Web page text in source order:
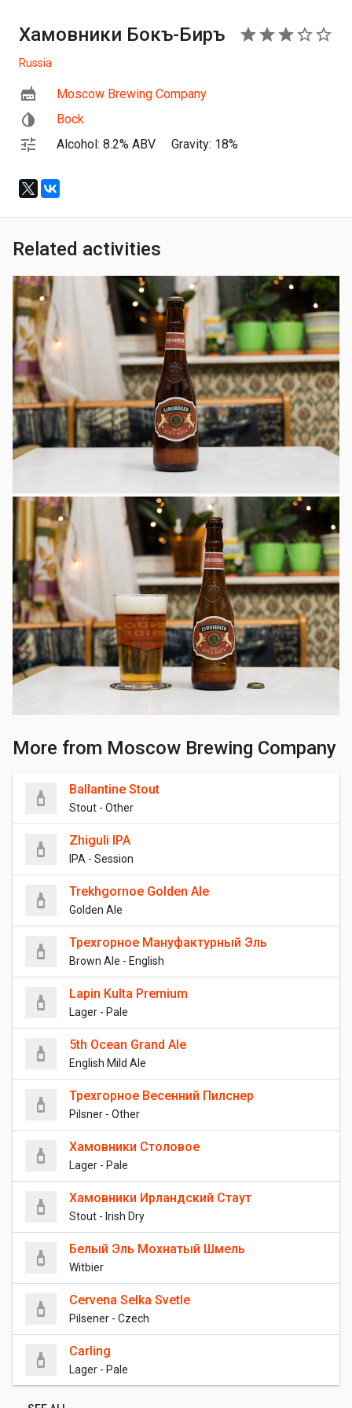
Хамовники Бокъ-Биръ
Russia
Moscow Brewing Company
Bock
Alcohol: 8.2% ABV
Gravity: 18%
Related activities
More from Moscow Brewing Company
Ballantine Stout
Stout - Other
Zhiguli IPA
IPA - Session
Trekhgornoe Golden Ale
Golden Ale
Трехгорное Мануфактурный Эль
Brown Ale - English
Lapin Kulta Premium
Lager - Pale
5th Ocean Grand Ale
English Mild Ale
Трехгорное Весенний Пилснер
Pilsner - Other
Хамовники Столовое
Lager - Pale
Хамовники Ирландский Стаут
Stout - Irish Dry
Белый Эль Мохнатый Шмель
Witbier
Cervena Selka Svetle
Pilsener - Czech
Carling
Lager - Pale